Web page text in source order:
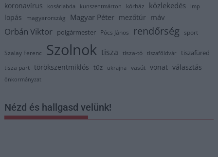
koronavírus kosárlabda kunszentmárton kórház közlekedés lmp
lopás magyarország Magyar Péter mezőtúr máv
Orbán Viktor polgármester Pócs János rendőrség sport
Szalay Ferenc Szolnok tisza tisza-tó tiszaföldvár tiszafüred
tisza part törökszentmiklós tűz ukrajna vasút vonat választás
önkormányzat
Nézd és hallgasd velünk!